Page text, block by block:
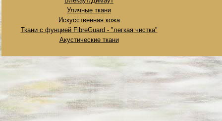
Уличные ткани
Искусственная кожа
Ткани с фунцией FibreGuard - "легкая чистка"
Акустические ткани